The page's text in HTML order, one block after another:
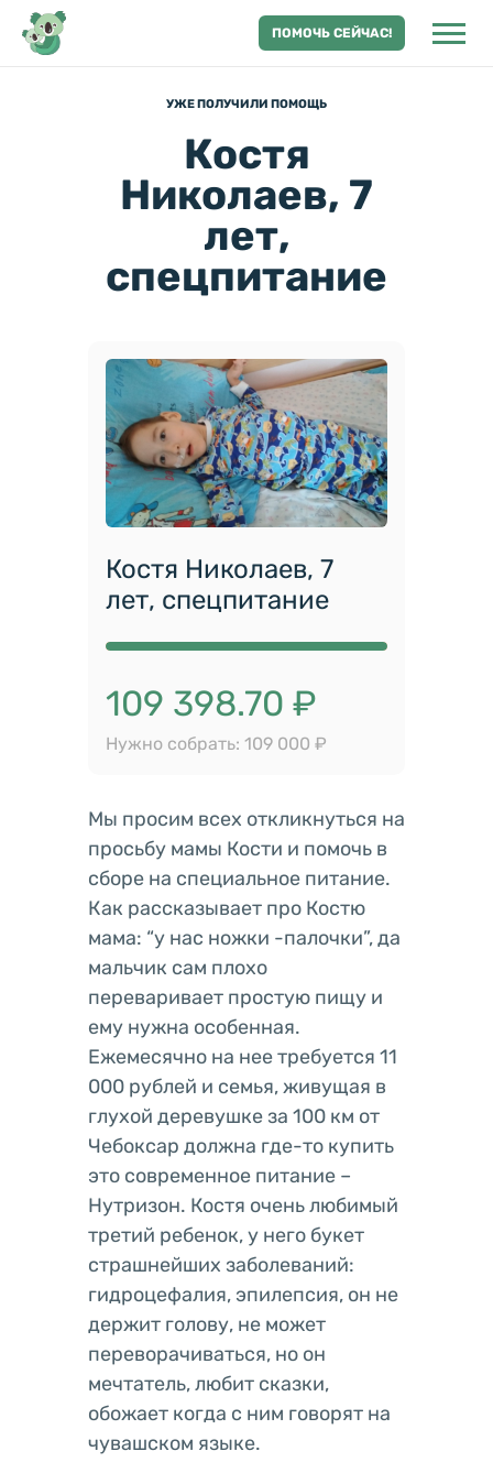
ПОМОЧЬ СЕЙЧАС!
УЖЕ ПОЛУЧИЛИ ПОМОЩЬ
Костя
Николаев, 7
лет,
спецпитание
Костя Николаев, 7
лет, спецпитание
109 398.70 ₽
Нужно собрать: 109 000 ₽
Мы просим всех откликнуться на
просьбу мамы Кости и помочь в
сборе на специальное питание.
Как рассказывает про Костю
мама: “у нас ножки -палочки”, да
мальчик сам плохо
переваривает простую пищу и
ему нужна особенная.
Ежемесячно на нее требуется 11
000 рублей и семья, живущая в
глухой деревушке за 100 км от
Чебоксар должна где-то купить
это современное питание –
Нутризон. Костя очень любимый
третий ребенок, у него букет
страшнейших заболеваний:
гидроцефалия, эпилепсия, он не
держит голову, не может
переворачиваться, но он
мечтатель, любит сказки,
обожает когда с ним говорят на
чувашском языке.